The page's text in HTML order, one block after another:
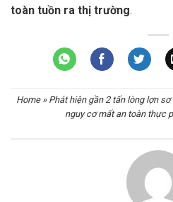
toàn tuồn ra thị trường.
Home» Phát hiện gần 2 tấn lòng lợn
nguy cơ mất an toàn thực